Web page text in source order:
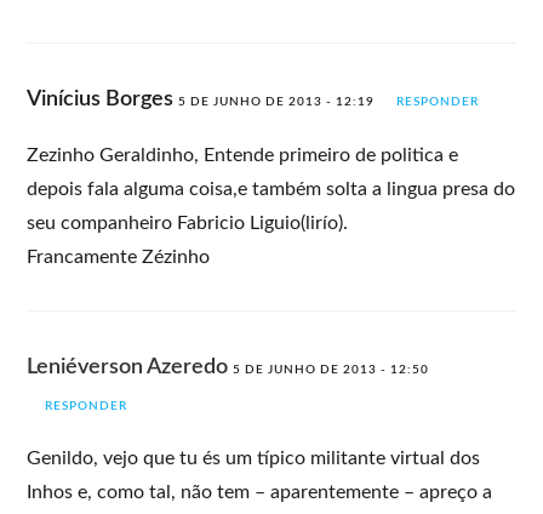
Vinícius Borges 5 DE JUNHO DE 2013 - 12:19 RESPONDER
Zezinho Geraldinho, Entende primeiro de politica e
depois fala alguma coisa,e também solta a lingua presa do
seu companheiro Fabricio Liguio(lirío).
Francamente Zézinho
Leniéverson Azeredo 5 DE JUNHO DE 2013 - 12:50
RESPONDER
Genildo, vejo que tu és um típico militante virtual dos
Inhos e, como tal, não tem – aparentemente – apreço a